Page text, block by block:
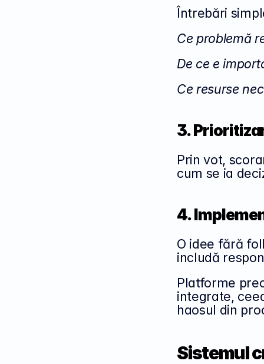
Întrebări
Ce problemă
De ce e
Ce resurse
3.
Prin vot,
cum se ia
4.
O idee fără
includă
Platforme
integrate,
haosul din
Sistemul